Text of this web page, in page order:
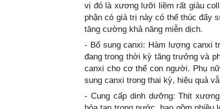
vị đó là xương lưỡi liềm rất giàu
phận có giá trị này có thể thúc đẩy
tăng cường khả năng miễn dịch.
- Bổ sung canxi: Hàm lượng canxi
đang trong thời kỳ tăng trưởng và
canxi cho c‌ơ th‌ể con người. Phụ
sung canxi trong thai kỳ, hiệu quả
- Cung cấp dinh dưỡng: Thịt